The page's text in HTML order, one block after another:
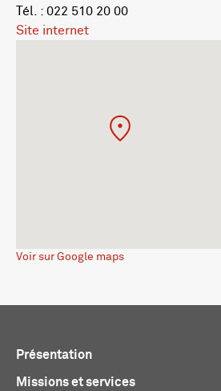
Tél. : 022 510 20 00
Site internet
Voir sur Google maps
Présentation
Missions et services